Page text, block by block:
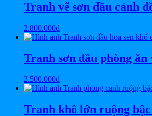
Tranh vẽ sơn dầu cảnh
2.800.000₫
Tranh sơn dầu phòng ăn
2.500.000₫
Tranh khổ lớn ruộng